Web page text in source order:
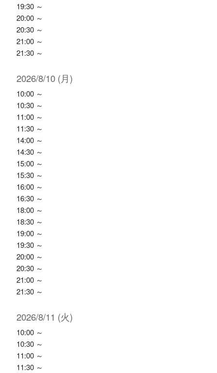
19:30 ～
20:00 ～
20:30 ～
21:00 ～
21:30 ～
2026/8/10 (月)
10:00 ～
10:30 ～
11:00 ～
11:30 ～
14:00 ～
14:30 ～
15:00 ～
15:30 ～
16:00 ～
16:30 ～
18:00 ～
18:30 ～
19:00 ～
19:30 ～
20:00 ～
20:30 ～
21:00 ～
21:30 ～
2026/8/11 (火)
10:00 ～
10:30 ～
11:00 ～
11:30 ～